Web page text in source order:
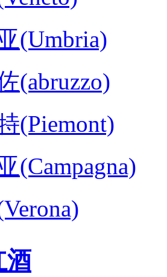
(Umbria)
(abruzzo)
(Piemont)
(Campagna)
酒